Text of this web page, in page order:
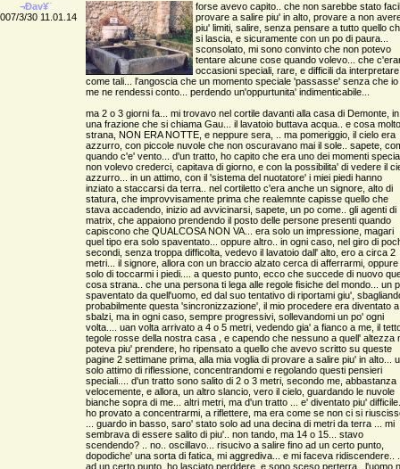
¬Ðav¥¨
3/30 11.01.14
forse avevo capito.. che non sarebbe stato
provare a salire piu' in alto, provare a non
piu' limiti, salire, senza pensare a tutto quello
si lascia, e sicuramente con un po di paura...
sconsolato, mi sono convinto che non potevo
tentare alcune cose quando volevo... che
occasioni speciali, rare, e difficili da interpretare
come tali... l'angoscia che un momento speciale 'passasse' senza che io
me ne rendessi conto... perdendo un'oppurtunita' indimenticabile...
ma 2 o 3 giorni fa... mi trovavo nel cortile davanti alla casa di Demonte, in
una frazione che si chiama Gau... il lavatoio buttava acqua.. e cosa molto
strana, NON ERA NOTTE, e neppure sera, .. ma pomeriggio, il cielo era
azzurro, con piccole nuvole che non oscuravano mai il sole.. sapete,
quando c'e' vento... d'un tratto, ho capito che era uno dei momenti
non volevo crederci, capitava di giorno, e con la possibilita' di vedere il
azzurro... in un attimo, con il 'sistema del nuotatore' i miei piedi hanno
inziato a staccarsi da terra.. nel cortiletto c'era anche un signore, alto di
statura, che improvvisamente prima che realemnte capisse quello che
stava accadendo, inizio ad avvicinarsi, sapete, un po come.. gli agenti di
matrix, che appaiono prendendo il posto delle persone presenti quando
capiscono che QUALCOSA NON VA... era solo un impressione, magari
quel tipo era solo spaventato... oppure altro.. in ogni caso, nel giro di
secondi, senza troppa difficolta, vedevo il lavatoio dall' alto, ero a circa 2
metri... il signore, allora con un braccio alzato cerca di afferrarmi, oppure
solo di toccarmi i piedi.... a questo punto, ecco che succede di nuovo
cosa strana.. che una persona ti lega alle regole fisiche del mondo... un
spaventato da quell'uomo, ed dal suo tentativo di riportami giu',
probabilmente questa 'sincronizzazione', il mio procedere era diventato a
sbalzi, ma in ogni caso, sempre progressivi, sollevandomi un po' ogni
volta.... uan volta arrivato a 4 o 5 metri, vedendo gia' a fianco a me, il
tegole rosse della nostra casa , e capendo che nessuno a quell' altezza
poteva piu' prendere, ho ripensato a quello che avevo scritto su queste
pagine 2 settimane prima, alla mia voglia di provare a salire piu' in alto...
solo attimo di riflessione, concentrandomi e regolando questi pensieri
speciali.... d'un tratto sono salito di 2 o 3 metri, secondo me, abbastanza
velocemente, e allora, un altro slancio, vero il cielo, guardando le nuvole
bianche sopra di me... altri metri, ma d'un tratto ... e' diventato piu' difficile...
ho provato a concentrarmi, a riflettere, ma era come se non ci si
... guardo in basso, saro' stato solo ad una decina di metri da terra ... mi
sembrava di essere salito di piu'.. non tando, ma 14 o 15... stavo
scendendo? .. no.. oscillavo... risucivo a salire fino ad un certo punto,
dopodiche' una sorta di fatica, mi aggrediva... e mi faceva ridiscendere.. .
ad un certo punto, ho lasciato perddere, e sono sceso perterra.. l'uomo